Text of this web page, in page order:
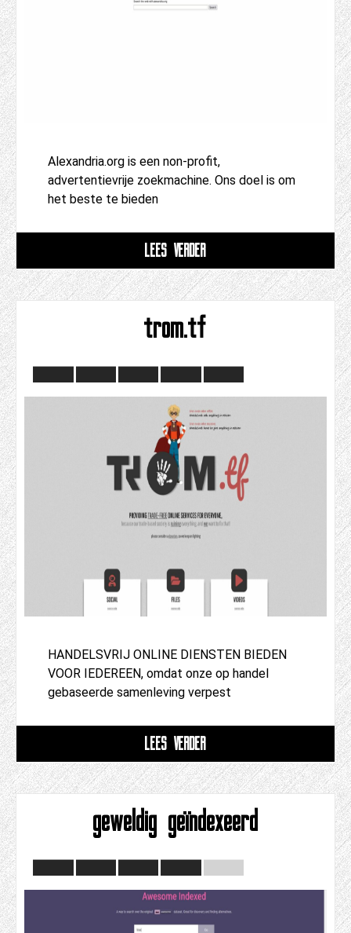
Alexandria.org is een non-profit,
advertentievrije zoekmachine. Ons doel is om
het beste te bieden
LEES VERDER
trom.tf
HANDELSVRIJ ONLINE DIENSTEN BIEDEN
VOOR IEDEREEN, omdat onze op handel
gebaseerde samenleving verpest
LEES VERDER
geweldig geïndexeerd